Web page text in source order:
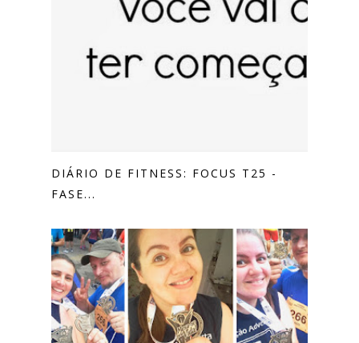
DIÁRIO DE FITNESS: FOCUS T25 -
FASE...